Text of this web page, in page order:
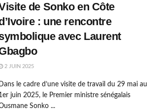
de Sonko en Côte
: une rencontre
avec Laurent
2 JUIN 2025
Dans le cadre d’une visite de travail du 29 mai au
juin 2025, le Premier ministre sénégalais
Sonko ...